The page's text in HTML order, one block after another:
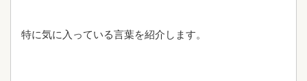
特に気に入っている言葉を紹介します。